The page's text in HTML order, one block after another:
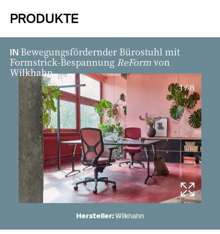
PRODUKTE
IN Bewegungsfördernder Bürostuhl mit
Formstrick-Bespannung ReFormvon
Wilkhahn
1 / 8
Hersteller:Wilkhahn